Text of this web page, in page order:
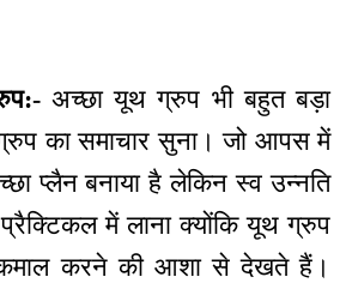
अच्छा यूथ ग्रुप भी बहुत बड़ा
का समाचार सुना। जो आपस में
प्लैन बनाया है लेकिन स्व उन्नति
में लाना क्योंकि यूथ ग्रुप
कमाल करने की आशा से देखते हैं।